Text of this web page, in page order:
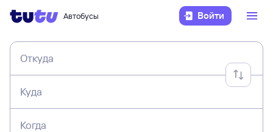
Автобусы Войти
Откуда
Куда
Когда